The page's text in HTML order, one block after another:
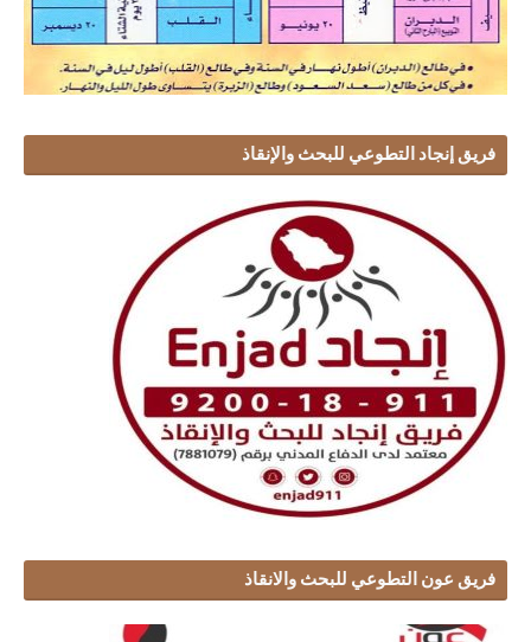
فريق إنجاد التطوعي للبحث والإنقاذ
فريق عون التطوعي للبحث والانقاذ